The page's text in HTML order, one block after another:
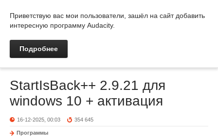
Приветствую вас мои пользователи, зашёл на сайт добавить
интересную программу Audacity.
Подробнее
StartIsBack++ 2.9.21 для
windows 10 + активация
16-12-2025, 00:03 354 645
Программы